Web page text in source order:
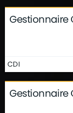
Gestionnaire
CDI
Gestionnaire